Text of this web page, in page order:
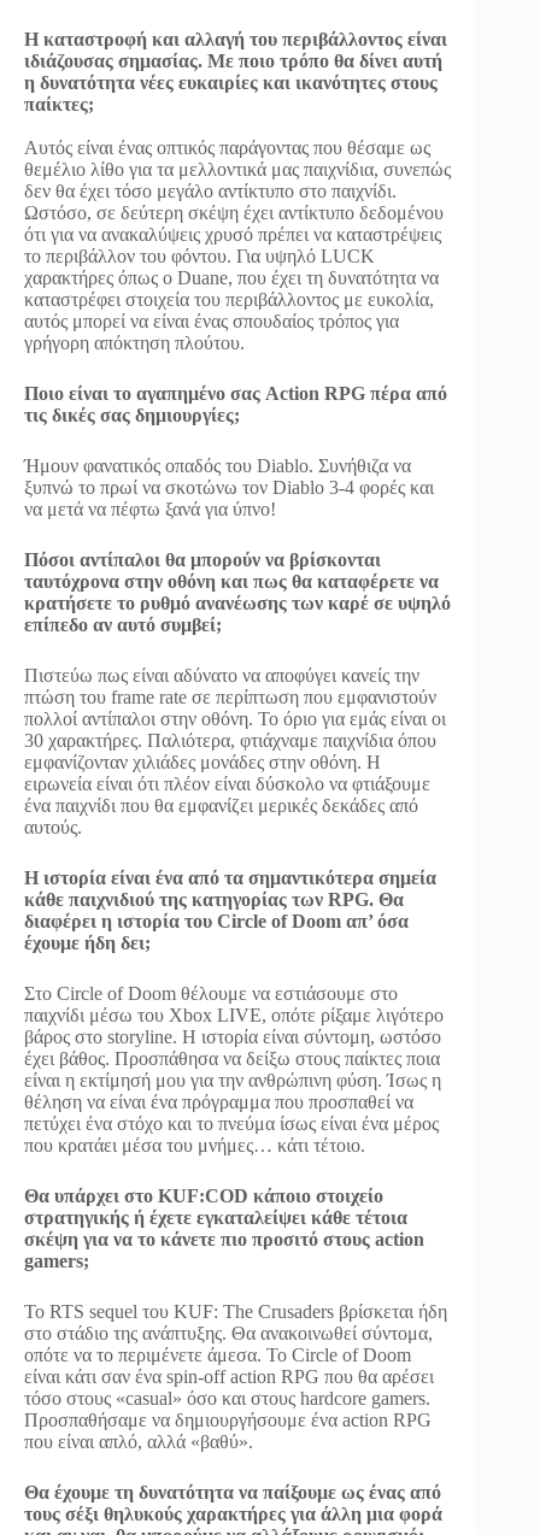
Η καταστροφή και αλλαγή του περιβάλλοντος είναι
ιδιάζουσας σημασίας. Με ποιο τρόπο θα δίνει αυτή
η δυνατότητα νέες ευκαιρίες και ικανότητες στους
παίκτες;
Αυτός είναι ένας οπτικός παράγοντας που θέσαμε ως
θεμέλιο λίθο για τα μελλοντικά μας παιχνίδια, συνεπώς
δεν θα έχει τόσο μεγάλο αντίκτυπο στο παιχνίδι.
Ωστόσο, σε δεύτερη σκέψη έχει αντίκτυπο δεδομένου
ότι για να ανακαλύψεις χρυσό πρέπει να καταστρέψεις
το περιβάλλον του φόντου. Για υψηλό LUCK
χαρακτήρες όπως ο Duane, που έχει τη δυνατότητα να
καταστρέφει στοιχεία του περιβάλλοντος με ευκολία,
αυτός μπορεί να είναι ένας σπουδαίος τρόπος για
γρήγορη απόκτηση πλούτου.
Ποιο είναι το αγαπημένο σας Action RPG πέρα από
τις δικές σας δημιουργίες;
Ήμουν φανατικός οπαδός του Diablo. Συνήθιζα να
ξυπνώ το πρωί να σκοτώνω τον Diablo 3-4 φορές και
να μετά να πέφτω ξανά για ύπνο!
Πόσοι αντίπαλοι θα μπορούν να βρίσκονται
ταυτόχρονα στην οθόνη και πως θα καταφέρετε να
κρατήσετε το ρυθμό ανανέωσης των καρέ σε υψηλό
επίπεδο αν αυτό συμβεί;
Πιστεύω πως είναι αδύνατο να αποφύγει κανείς την
πτώση του frame rate σε περίπτωση που εμφανιστούν
πολλοί αντίπαλοι στην οθόνη. Το όριο για εμάς είναι οι
30 χαρακτήρες. Παλιότερα, φτιάχναμε παιχνίδια όπου
εμφανίζονταν χιλιάδες μονάδες στην οθόνη. Η
ειρωνεία είναι ότι πλέον είναι δύσκολο να φτιάξουμε
ένα παιχνίδι που θα εμφανίζει μερικές δεκάδες από
αυτούς.
H ιστορία είναι ένα από τα σημαντικότερα σημεία
κάθε παιχνιδιού της κατηγορίας των RPG. Θα
διαφέρει η ιστορία του Circle of Doom απ’ όσα
έχουμε ήδη δει;
Στο Circle of Doom θέλουμε να εστιάσουμε στο
παιχνίδι μέσω του Xbox LIVE, οπότε ρίξαμε λιγότερο
βάρος στο storyline. Η ιστορία είναι σύντομη, ωστόσο
έχει βάθος. Προσπάθησα να δείξω στους παίκτες ποια
είναι η εκτίμησή μου για την ανθρώπινη φύση. Ίσως η
θέληση να είναι ένα πρόγραμμα που προσπαθεί να
πετύχει ένα στόχο και το πνεύμα ίσως είναι ένα μέρος
που κρατάει μέσα του μνήμες… κάτι τέτοιο.
Θα υπάρχει στο KUF:COD κάποιο στοιχείο
στρατηγικής ή έχετε εγκαταλείψει κάθε τέτοια
σκέψη για να το κάνετε πιο προσιτό στους action
gamers;
Το RTS sequel του KUF: The Crusaders βρίσκεται ήδη
στο στάδιο της ανάπτυξης. Θα ανακοινωθεί σύντομα,
οπότε να το περιμένετε άμεσα. Το Circle of Doom
είναι κάτι σαν ένα spin-off action RPG που θα αρέσει
τόσο στους «casual» όσο και στους hardcore gamers.
Προσπαθήσαμε να δημιουργήσουμε ένα action RPG
που είναι απλό, αλλά «βαθύ».
Θα έχουμε τη δυνατότητα να παίξουμε ως ένας από
τους σέξι θηλυκούς χαρακτήρες για άλλη μια φορά